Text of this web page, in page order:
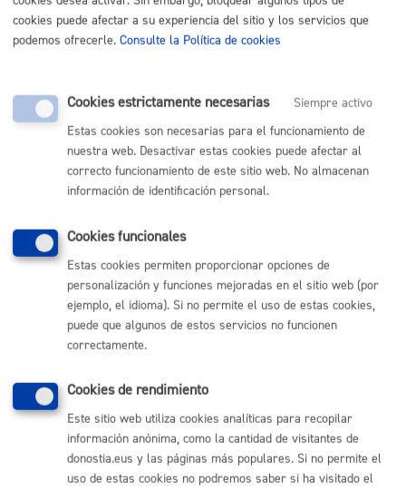
ONLINE
PRESENCIAL
MÁQUINA
Expropiación (Ascensores, terrenos,...)
ONLINE
TELÉFONO
Licencia de obra mayor * Online con certificado electrónico
TELÉFONO
Licencia de obra menor en edificios residenciales
* Online
con certificado electrónico
cookies puede afectar a su experiencia del sitio y los servicios que
podemos ofrecerle. Consulte la Política de cookies
Cookies estrictamente necesarias
Siempre activo
Estas cookies son necesarias para el funcionamiento de
nuestra web. Desactivar estas cookies puede afectar al
correcto funcionamiento de este sitio web. No almacenan
información de identificación personal.
Cookies funcionales
Estas cookies permiten proporcionar opciones de
personalización y funciones mejoradas en el sitio web (por
ejemplo, el idioma). Si no permite el uso de estas cookies,
puede que algunos de estos servicios no funcionen
correctamente.
Cookies de rendimiento
Este sitio web utiliza cookies analíticas para recopilar
información anónima, como la cantidad de visitantes de
donostia.eus y las páginas más populares. Si no permite el
uso de estas cookies no podremos saber si ha visitado el